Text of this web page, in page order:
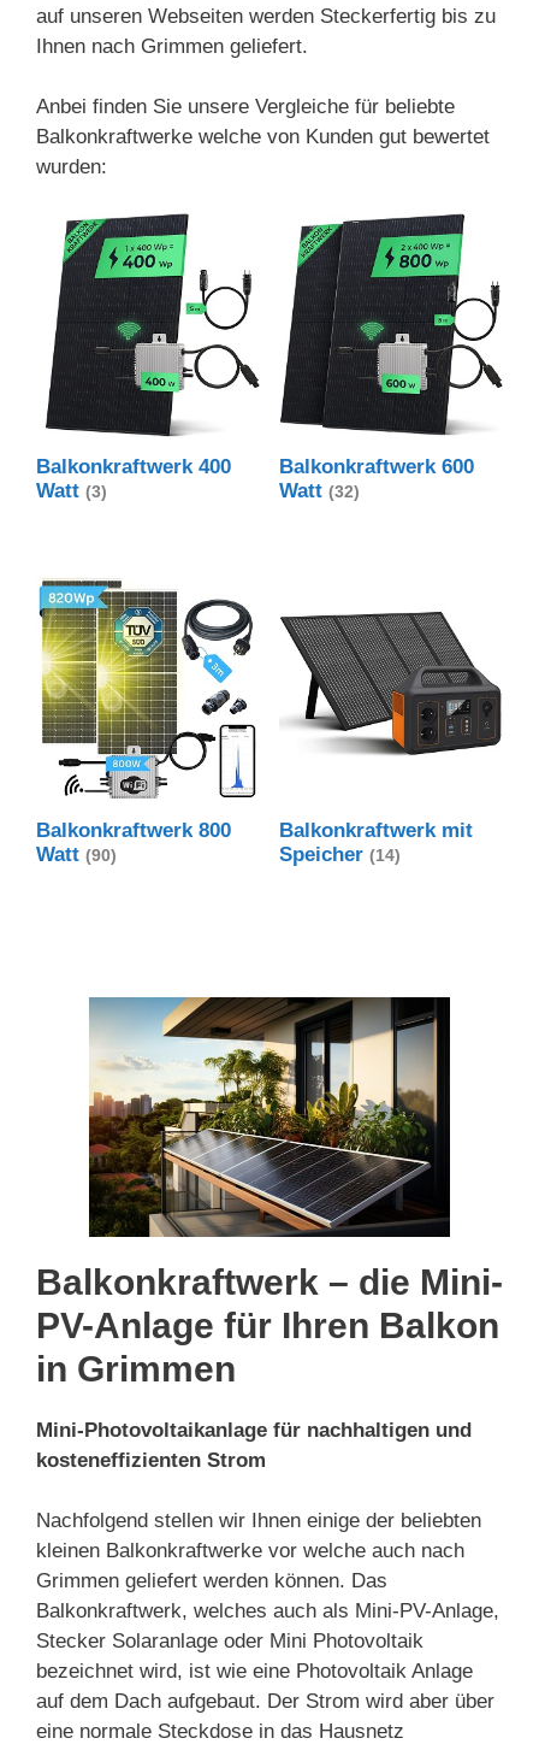
auf unseren Webseiten werden Steckerfertig bis zu
Ihnen nach Grimmen geliefert.
Anbei finden Sie unsere Vergleiche für beliebte
Balkonkraftwerke welche von Kunden gut bewertet
wurden:
Balkonkraftwerk 400
Watt (3)
Balkonkraftwerk 600
Watt (32)
Balkonkraftwerk 800
Watt (90)
Balkonkraftwerk mit
Speicher (14)
Balkonkraftwerk – die Mini-
PV-Anlage für Ihren Balkon
in Grimmen
Mini-Photovoltaikanlage für nachhaltigen und
kosteneffizienten Strom
Nachfolgend stellen wir Ihnen einige der beliebten
kleinen Balkonkraftwerke vor welche auch nach
Grimmen geliefert werden können. Das
Balkonkraftwerk, welches auch als Mini-PV-Anlage,
Stecker Solaranlage oder Mini Photovoltaik
bezeichnet wird, ist wie eine Photovoltaik Anlage
auf dem Dach aufgebaut. Der Strom wird aber über
eine normale Steckdose in das Hausnetz